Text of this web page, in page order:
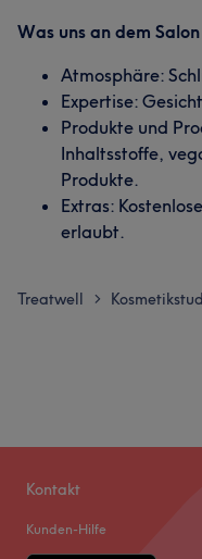
Was uns an dem
Atmosphäre:
Expertise:
Produkte und
Inhaltsstoffe,
Produkte.
Extras:
erlaubt.
Treatwell >
Kontakt
Kunden-Hilfe